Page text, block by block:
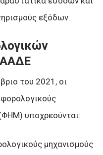
εξόδων.
ΑΑΔΕ
του 2021, οι
υποχρεούνται:
μηχανισμούς